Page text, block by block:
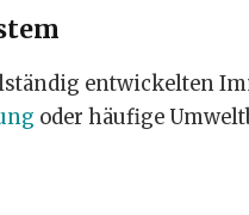
entwickelten
oder häufige